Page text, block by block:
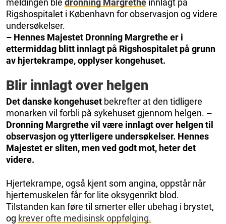
meldingen ble dronning Margrethe innlagt på
Rigshospitalet i København for observasjon og videre
undersøkelser.
– Hennes Majestet Dronning Margrethe er i
ettermiddag blitt innlagt på Rigshospitalet på grunn
av hjertekrampe, opplyser kongehuset.
Blir innlagt over helgen
Det danske kongehuset bekrefter at den tidligere
monarken vil forbli på sykehuset gjennom helgen. –
Dronning Margrethe vil være innlagt over helgen til
observasjon og ytterligere undersøkelser. Hennes
Majestet er sliten, men ved godt mot, heter det
videre.
Hjertekrampe, også kjent som angina, oppstår når
hjertemuskelen får for lite oksygenrikt blod.
Tilstanden kan føre til smerter eller ubehag i brystet,
og krever ofte medisinsk oppfølging.